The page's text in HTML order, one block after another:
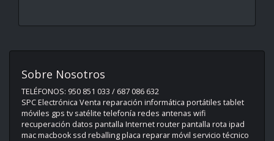
Sobre Nosotros
TELÉFONOS: 950 851 033 / 687 086 632
SPC Electrónica Venta reparación informática portátiles tablet
móviles gps tv satélite telefonía redes antenas wifi
recuperación datos pantalla Internet router pantalla rota ipad
mac macbook ssd reballing placa reparar móvil servicio técnico